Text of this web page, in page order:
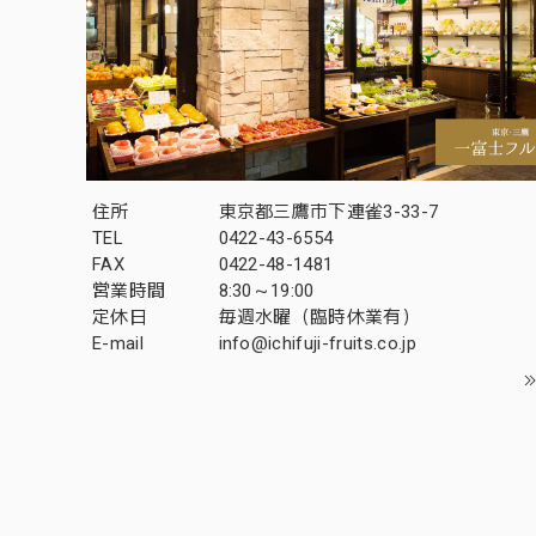
住所
東京都三鷹市下連雀3-33-7
TEL
0422-43-6554
FAX
0422-48-1481
営業時間
8:30～19:00
定休日
毎週水曜（臨時休業有）
E-mail
info@ichifuji-fruits.co.jp